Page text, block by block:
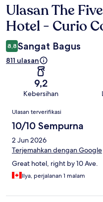
Ulasan
Ulasan The
Hotel - Curio
8,8 Sangat Bagus
811 ulasan
9,2
Kebersihan
Ulasan
Ulasan terverifikasi
10/10 Sempurna
2 Jun 2026
Terjemahkan dengan Google
Great hotel, right by 10 Ave.
Ilya, perjalanan 1 malam